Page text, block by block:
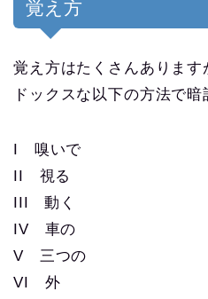
覚え方
覚え方はたくさんありま
ドックスな以下の方法で暗
I 嗅いで
II 視る
III 動く
IV 車の
V 三つの
VI 外